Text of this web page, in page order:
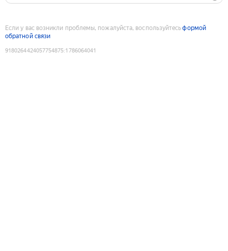
Если у вас возникли проблемы, пожалуйста, воспользуйтесьформой
обратной связи
9180264424057754875:1786064041